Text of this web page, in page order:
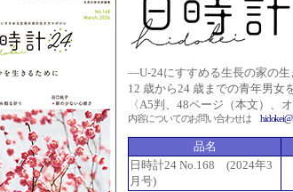
―U-24にすすめる生長の家の
12 歳から24 歳までの青年男女
〈A5判、48ページ（本文）、
内容についてのお問い合わせは
品名
日時計24 No.168 (2024年3
月号)